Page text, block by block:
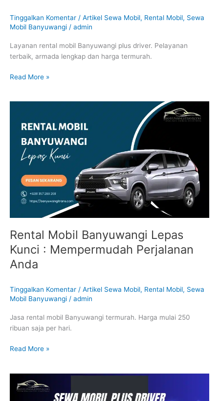
Tinggalkan Komentar / Artikel Sewa Mobil, Rental Mobil, Sewa
Mobil Banyuwangi / admin
Layanan rental mobil Banyuwangi plus driver. Pelayanan
terbaik, armada lengkap dan harga termurah.
Read More »
Rental Mobil Banyuwangi Lepas
Kunci : Mempermudah Perjalanan
Anda
Tinggalkan Komentar / Artikel Sewa Mobil, Rental Mobil, Sewa
Mobil Banyuwangi / admin
Jasa rental mobil Banyuwangi termurah. Harga mulai 250
ribuan saja per hari.
Banyuwangi
Lepas
Kunci
Perjalanan
Anda
Read More »
Mengapa
Sewa